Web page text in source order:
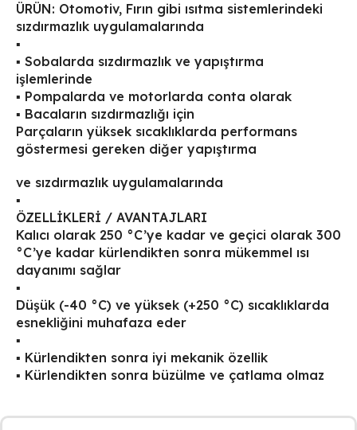
ÜRÜN: Otomotiv, Fırın gibi ısıtma sistemlerindeki
sızdırmazlık uygulamalarında
▪
▪ Sobalarda sızdırmazlık ve yapıştırma
işlemlerinde
▪ Pompalarda ve motorlarda conta olarak
▪ Bacaların sızdırmazlığı için
Parçaların yüksek sıcaklıklarda performans
göstermesi gereken diğer yapıştırma
ve sızdırmazlık uygulamalarında
▪
ÖZELLİKLERİ / AVANTAJLARI
Kalıcı olarak 250 °C’ye kadar ve geçici olarak 300
°C’ye kadar kürlendikten sonra mükemmel ısı
dayanımı sağlar
▪
Düşük (-40 °C) ve yüksek (+250 °C) sıcaklıklarda
esnekliğini muhafaza eder
▪
▪ Kürlendikten sonra iyi mekanik özellik
▪ Kürlendikten sonra büzülme ve çatlama olmaz